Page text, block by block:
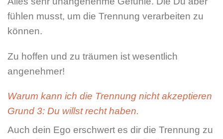
fühlen musst, um die Trennung verarbeiten zu
können.
Zu hoffen und zu träumen ist wesentlich
angenehmer!
Warum kann ich die Trennung nicht akzeptieren
Grund 3: Du willst recht haben.
Auch dein Ego erschwert es dir die Trennung zu